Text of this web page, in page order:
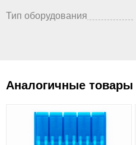
Тип оборудования
Аналогичные товары